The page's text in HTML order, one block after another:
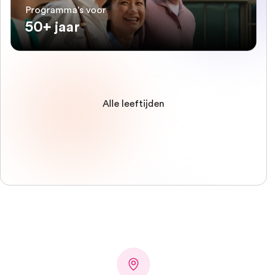
Programma's voor
50+ jaar
Alle leeftijden